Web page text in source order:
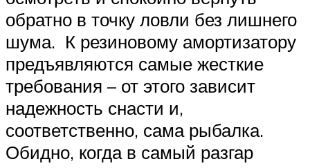
обратно в точку ловли без лишнего
шума. К резиновому амортизатору
предъявляются самые жесткие
требования – от этого зависит
надежность снасти и,
соответственно, сама рыбалка.
Обидно, когда в самый разгар